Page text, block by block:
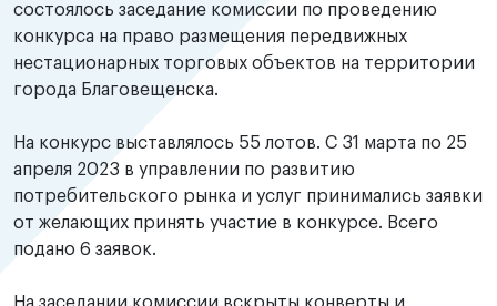
состоялось заседание комиссии по проведению
конкурса на право размещения передвижных
нестационарных торговых объектов на территории
города Благовещенска.
На конкурс выставлялось 55 лотов. С 31 марта по 25
апреля 2023 в управлении по развитию
потребительского рынка и услуг принимались заявки
от желающих принять участие в конкурсе. Всего
подано 6 заявок.